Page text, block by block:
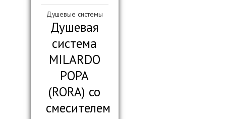
Душевые системы
Душевая
система
MILARDO
РОРА
(RORA) со
смесителем